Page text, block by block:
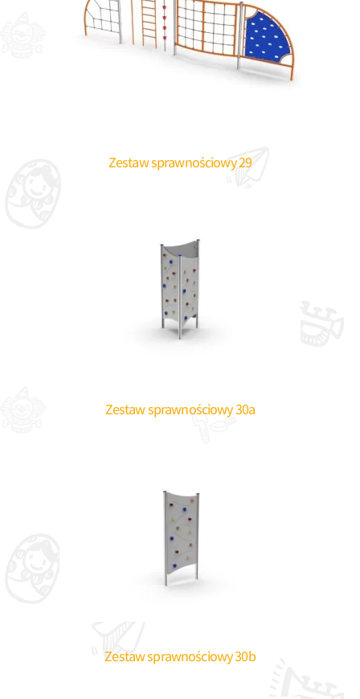
Zestaw sprawnościowy 29
Zestaw sprawnościowy 30a
Zestaw sprawnościowy 30b